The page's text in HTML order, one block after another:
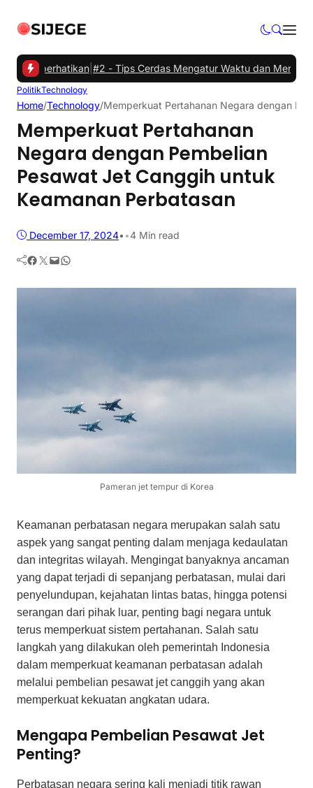
#2 -Tips Cerdas Mengatur Waktu dan Meningkatkan
PolitikTechnology
Home/Technology/Memperkuat Pertahanan Negara dengan
Memperkuat Pertahanan
Negara dengan Pembelian
Pesawat Jet Canggih untuk
Keamanan Perbatasan
December 17, 2024• •4 Min read
Facebook Twitter Mail WhatsApp
Pameran jet tempur di Korea
Keamanan perbatasan negara merupakan salah satu
aspek yang sangat penting dalam menjaga kedaulatan
dan integritas wilayah. Mengingat banyaknya ancaman
yang dapat terjadi di sepanjang perbatasan, mulai dari
penyelundupan, kejahatan lintas batas, hingga potensi
serangan dari pihak luar, penting bagi negara untuk
terus memperkuat sistem pertahanan. Salah satu
langkah yang dilakukan oleh pemerintah Indonesia
dalam memperkuat keamanan perbatasan adalah
melalui pembelian pesawat jet canggih yang akan
memperkuat kekuatan angkatan udara.
Mengapa Pembelian Pesawat Jet
Penting?
Perbatasan negara sering kali menjadi titik rawan